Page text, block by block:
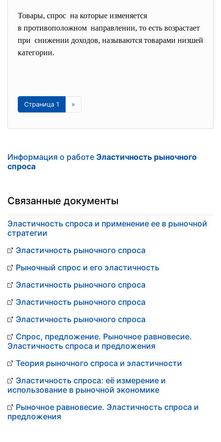
Товары, спрос на которые изменяется
в противоположном направлении, то есть возрастает
при снижении доходов, называются товарами низшей
категории.
Страница 1 »
Информация о работе Эластичность рыночного
спроса
Связанные документы
Эластичность спроса и применение ее в рыночной
стратегии
Эластичность рыночного спроса
Рыночный спрос и его эластичность
Эластичность рыночного спроса
Эластичность рыночного спроса
Эластичность рыночного спроса
Спрос, предложение. Рыночное равновесие.
Эластичность спроса и предложения
Теория рыночного спроса и эластичности
Эластичность спроса: её измерение и
использование в рыночной экономике
Рыночное равновесие. Эластичность спроса и
предложения